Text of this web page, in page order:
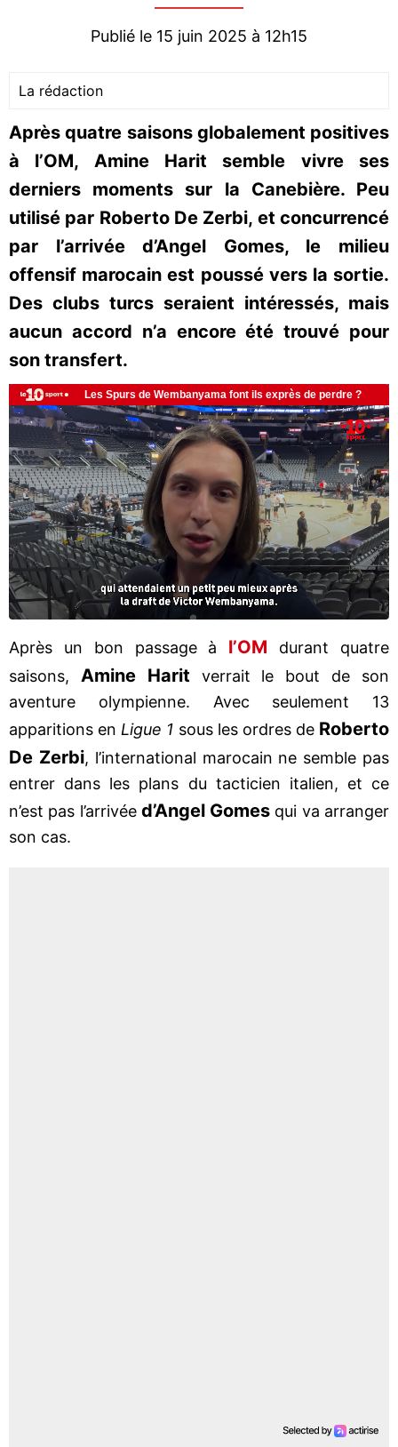
Publié le 15 juin 2025 à 12h15
La rédaction
Après quatre saisons globalement positives
à l’OM, Amine Harit semble vivre ses
derniers moments sur la Canebière. Peu
utilisé par Roberto De Zerbi, et concurrencé
par l’arrivée d’Angel Gomes, le milieu
offensif marocain est poussé vers la sortie.
Des clubs turcs seraient intéressés, mais
aucun accord n’a encore été trouvé pour
son transfert.
Après un bon passage à l’OM durant quatre
saisons, Amine Harit verrait le bout de son
aventure olympienne. Avec seulement 13
apparitions en Ligue 1 sous les ordres de Roberto
De Zerbi, l’international marocain ne semble pas
entrer dans les plans du tacticien italien, et ce
n’est pas l’arrivée d’Angel Gomes qui va arranger
son cas.